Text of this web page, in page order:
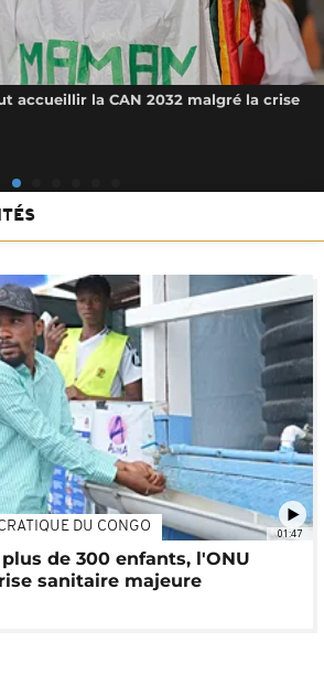
accueillir la CAN 2032 malgré la crise
01:47
DU CONGO
de 300 enfants, l'ONU
sanitaire majeure